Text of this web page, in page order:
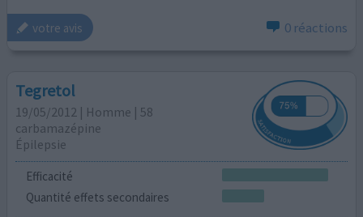
votre avis 0 réactions
Tegretol
19/05/2012 | Homme | 58
carbamazépine
Épilepsie
Efficacité
Quantité effets secondaires